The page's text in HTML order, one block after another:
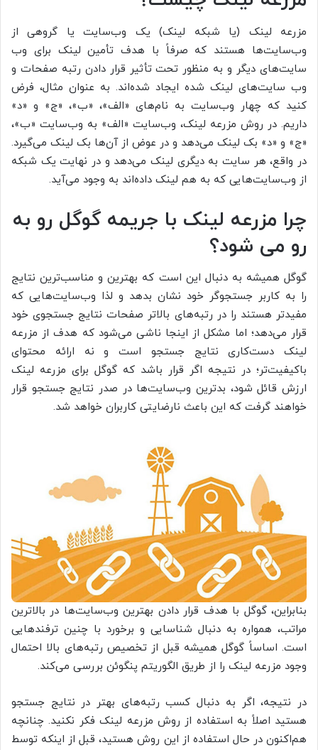
مزرعه لینک (یا شبکه لینک) یک وب‌سایت یا گروهی از
وب‌سایت‌ها هستند که صرفاً با هدف تأمین لینک برای وب
سایت‌های دیگر و به منظور تحت تأثیر قرار دادن رتبه صفحات و
وب سایت‌های لینک شده ایجاد شده‌اند. به عنوان مثال، فرض
کنید که چهار وب‌سایت به نام‌های «الف»، «ب»، «ج» و «د»
داریم. در روش مزرعه لینک، وب‌سایت «الف» به وب‌سایت «ب»،
«ج» و «د» بک لینک می‌دهد و در عوض از آن‌ها بک لینک می‌گیرد.
در واقع، هر سایت به دیگری لینک می‌دهد و در نهایت یک شبکه
از وب‌سایت‌هایی که به هم لینک داده‌اند به وجود می‌آید.
چرا مزرعه لینک با جریمه گوگل رو به
رو می شود؟
گوگل همیشه به دنبال این است که بهترین و مناسب‌ترین نتایج
را به کاربر جستجوگر خود نشان بدهد و لذا وب‌سایت‌هایی که
مفیدتر هستند را در رتبه‌های بالاتر صفحات نتایج جستجوی خود
قرار می‌دهد؛ اما مشکل از اینجا ناشی می‌شود که هدف از مزرعه
لینک دست‌کاری نتایج جستجو است و نه ارائه محتوای
باکیفیت‌تر؛ در نتیجه اگر قرار باشد که گوگل برای مزرعه لینک
ارزش قائل شود، بدترین وب‌سایت‌ها در صدر نتایج جستجو قرار
خواهند گرفت که این باعث نارضایتی کاربران خواهد شد.
بنابراین، گوگل با هدف قرار دادن بهترین وب‌سایت‌ها در بالاترین
مراتب، همواره به دنبال شناسایی و برخورد با چنین ترفندهایی
است. اساساً گوگل همیشه قبل از تخصیص رتبه‌های بالا احتمال
وجود مزرعه لینک را از طریق الگوریتم پنگوئن بررسی می‌کند.
در نتیجه، اگر به دنبال کسب رتبه‌های بهتر در نتایج جستجو
هستید اصلاً به استفاده از روش مزرعه لینک فکر نکنید. چنانچه
هم‌اکنون در حال استفاده از این روش هستید، قبل از اینکه توسط